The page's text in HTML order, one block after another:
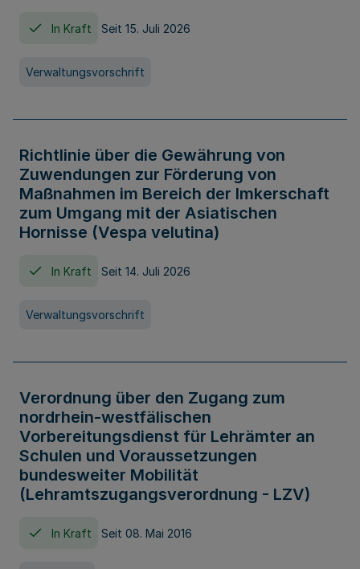
In Kraft Seit 15. Juli 2026
Verwaltungsvorschrift
Richtlinie über die Gewährung von
Zuwendungen zur Förderung von
Maßnahmen im Bereich der Imkerschaft
zum Umgang mit der Asiatischen
Hornisse (Vespa velutina)
In Kraft Seit 14. Juli 2026
Verwaltungsvorschrift
Verordnung über den Zugang zum
nordrhein-westfälischen
Vorbereitungsdienst für Lehrämter an
Schulen und Voraussetzungen
bundesweiter Mobilität
(Lehramtszugangsverordnung - LZV)
In Kraft Seit 08. Mai 2016